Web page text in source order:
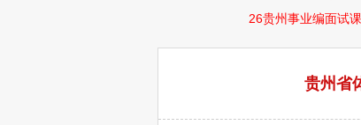
贵州省